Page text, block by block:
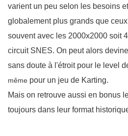
varient un peu selon les besoins
globalement plus grands que
souvent avec les 2000x2000 soit
circuit SNES. On peut alors
sans doute à l'étroit pour le level
même pour un jeu de Karting.
Mais on retrouve aussi en bonus
toujours dans leur format